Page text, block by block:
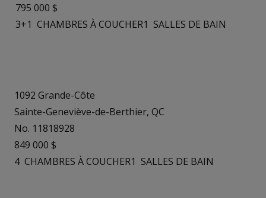
795 000 $
3+1 CHAMBRES À COUCHER1 SALLES DE BAIN
1092 Grande-Côte
Sainte-Geneviève-de-Berthier, QC
No. 11818928
849 000 $
4 CHAMBRES À COUCHER1 SALLES DE BAIN